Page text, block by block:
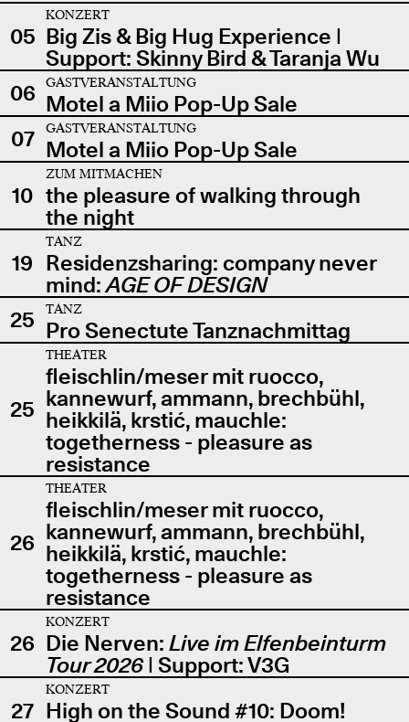
05
KONZERT
Big Zis & Big Hug Experience |
Support: Skinny Bird & Taranja Wu
06
GASTVERANSTALTUNG
Motel a Miio Pop-Up Sale
07
GASTVERANSTALTUNG
Motel a Miio Pop-Up Sale
10
ZUM MITMACHEN
the pleasure of walking through
the night
19
TANZ
Residenzsharing: company never
mind:AGE OF DESIGN
25
TANZ
Pro Senectute Tanznachmittag
25
THEATER
fleischlin/meser mit ruocco,
kannewurf, ammann, brechbühl,
heikkilä, krstić, mauchle:
togetherness - pleasure as
resistance
26
THEATER
fleischlin/meser mit ruocco,
kannewurf, ammann, brechbühl,
heikkilä, krstić, mauchle:
togetherness - pleasure as
resistance
26
KONZERT
Die Nerven: Live im Elfenbeinturm
Tour 2026| Support: V3G
27
KONZERT
High on the Sound #10: Doom!